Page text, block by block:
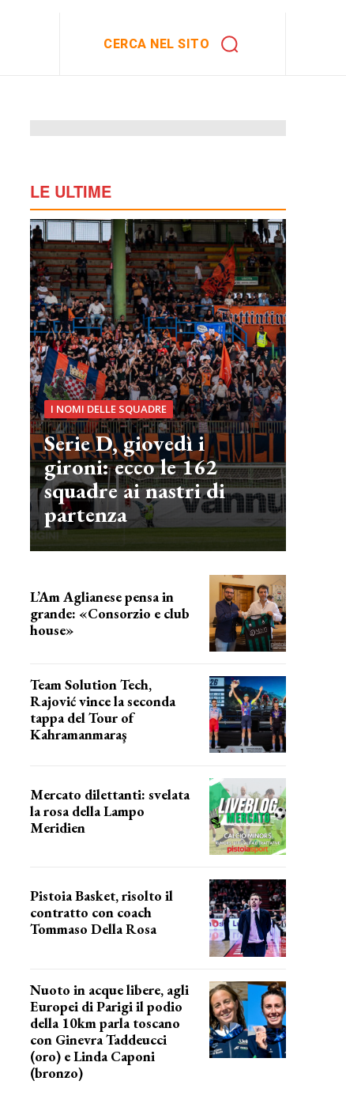
CERCA NEL SITO
LE ULTIME
I NOMI DELLE SQUADRE
Serie D, giovedì i
gironi: ecco le 162
squadre ai nastri di
partenza
L’Am Aglianese pensa in
grande: «Consorzio e club
house»
Team Solution Tech,
Rajović vince la seconda
tappa del Tour of
Kahramanmaraş
Mercato dilettanti: svelata
la rosa della Lampo
Meridien
Pistoia Basket, risolto il
contratto con coach
Tommaso Della Rosa
Nuoto in acque libere, agli
Europei di Parigi il podio
della 10km parla toscano
con Ginevra Taddeucci
(oro) e Linda Caponi
(bronzo)